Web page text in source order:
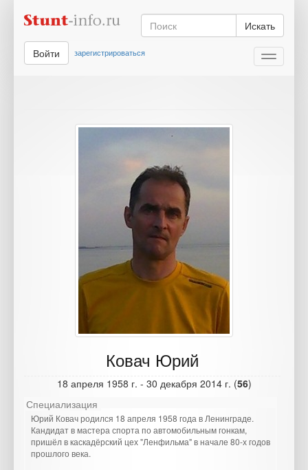
Искать
Toggle
Войти зарегистрироваться
Ковач Юрий
18 апреля 1958 г. - 30 декабря 2014 г. (56)
Специализация
Юрий Ковач родился 18 апреля 1958 года в Ленинграде.
Кандидат в мастера спорта по автомобильным гонкам,
пришёл в каскадёрский цех "Ленфильма" в начале 80-х годов
прошлого века.